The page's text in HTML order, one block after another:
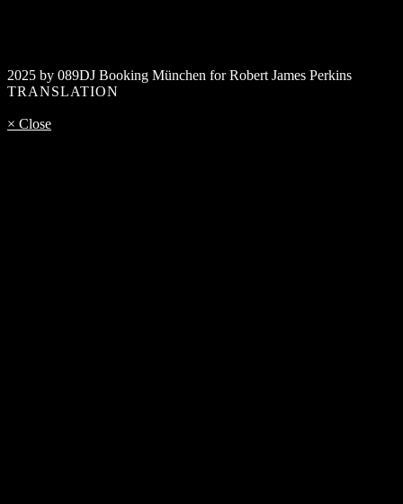
2025 by 089DJ Booking München for Robert James Perkins
TRANSLATION
× Close